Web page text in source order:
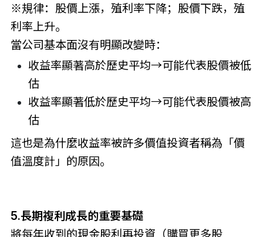
※規律：股價上漲，殖利率下降；股價下跌，殖
利率上升。
當公司基本面沒有明顯改變時：
收益率顯著高於歷史平均→可能代表股價被低
估
收益率顯著低於歷史平均→可能代表股價被高
估
這也是為什麼收益率被許多價值投資者稱為「價
值溫度計」的原因。
5.長期複利成長的重要基礎